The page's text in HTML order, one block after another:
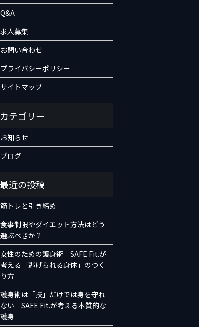
Q&A
求人募集
お問い合わせ
プライバシーポリシー
サイトマップ
お知らせ
ブログ
筋トレと引き締め
食事制限やダイエット方法はどう
選ぶべきか？
女性のための護身術｜SAFE Fit.が
考える「逃げられる身体」のつく
り方
護身術は「技」だけでは身を守れ
ない｜SAFE Fit.が考える本質的な
護身